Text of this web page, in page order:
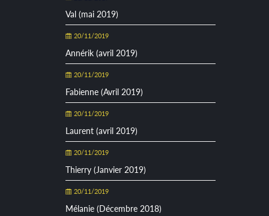
Val (mai 2019)
20/11/2019
Annérik (avril 2019)
20/11/2019
Fabienne (Avril 2019)
20/11/2019
Laurent (avril 2019)
20/11/2019
Thierry (Janvier 2019)
20/11/2019
Mélanie (Décembre 2018)